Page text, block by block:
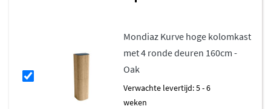
Mondiaz Kurve hoge kolomkast
met 4 ronde deuren 160cm -
Oak
Verwachte levertijd: 5 - 6
weken